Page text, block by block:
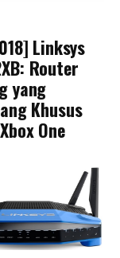
Linksys
Router
yang
Khusus
One